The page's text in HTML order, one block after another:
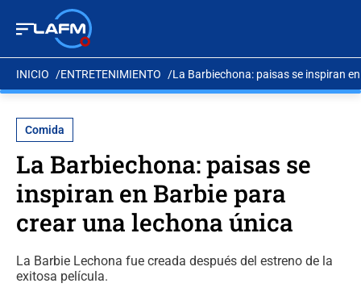
INICIO ENTRETENIMIENTO La Barbiechona: paisas se inspiran
Comida
La Barbiechona: paisas se
inspiran en Barbie para
crear una lechona única
La Barbie Lechona fue creada después del estreno de la
exitosa película.